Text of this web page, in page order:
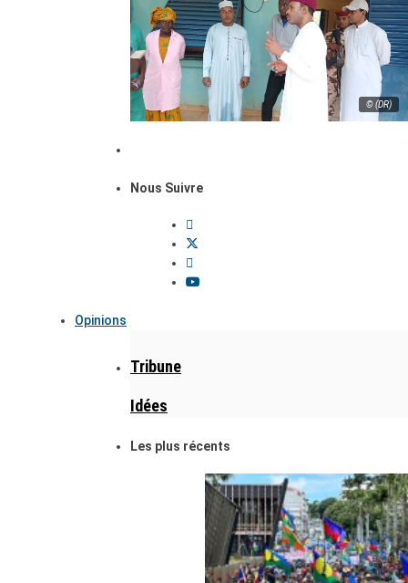
© (DR)
Nous Suivre
Opinions
Tribune
Idées
Les plus récents